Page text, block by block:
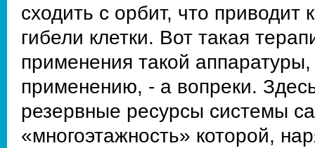
сходить с орбит, что
гибели клетки. Вот такая
применения такой аппаратуры,
применению, - а вопреки.
резервные ресурсы системы
«многоэтажность» которой,